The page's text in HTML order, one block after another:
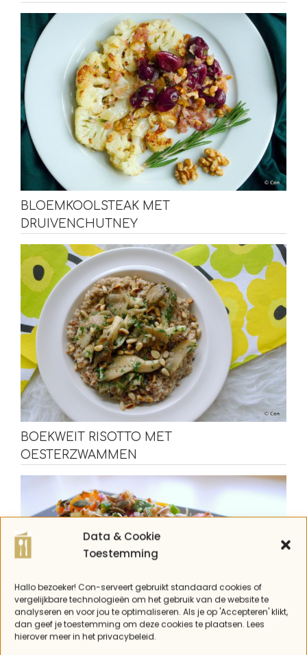
Data & Cookie
Toestemming
Hallo bezoeker! Con-serveert gebruikt standaard cookies of
vergelijkbare technologieën om het gebruik van de website te
analyseren en voor jou te optimaliseren. Als je op 'Accepteren' klikt,
dan geef je toestemming om deze cookies te plaatsen. Lees
hierover meer in het privacybeleid.
BLOEMKOOLSTEAK MET
DRUIVENCHUTNEY
BOEKWEIT RISOTTO MET
OESTERZWAMMEN